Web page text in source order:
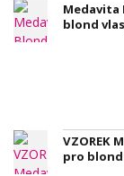
Medavita
blond
VZOREK
pro blond